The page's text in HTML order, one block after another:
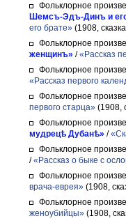
Фольклорное
Шемсъ-Эдъ-Динъ и
его брате» (1908,
Фольклорное
женщинъ» /«Рассказ
Фольклорное
«Рассказ первого
Фольклорное
первого старца» (1908,
Фольклорное
мудрецѣ Дубанѣ» /
Фольклорное
/«Рассказ о быке с
Фольклорное
врача-еврея» (1908,
Фольклорное
женоубийцы» (1908,